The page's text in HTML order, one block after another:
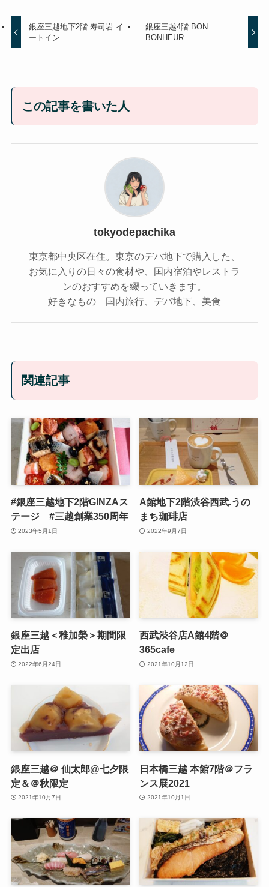
銀座三越地下2階 寿司岩 イ
ートイン
銀座三越4階 BON
BONHEUR
この記事を書いた人
tokyodepachika
東京都中央区在住。東京のデパ地下で購入した、
お気に入りの日々の食材や、国内宿泊やレストラ
ンのおすすめを綴っていきます。
好きなもの 国内旅行、デパ地下、美食
関連記事
#銀座三越地下2階GINZAス
テージ #三越創業350周年
2023年5月1日
A館地下2階渋谷西武.うの
まち珈琲店
2022年9月7日
銀座三越＜稚加榮＞期間限
定出店
2022年6月24日
西武渋谷店A館4階＠
365cafe
2021年10月12日
銀座三越＠ 仙太郎@七夕限
定＆＠秋限定
2021年10月7日
日本橋三越 本館7階＠フラ
ンス展2021
2021年10月1日